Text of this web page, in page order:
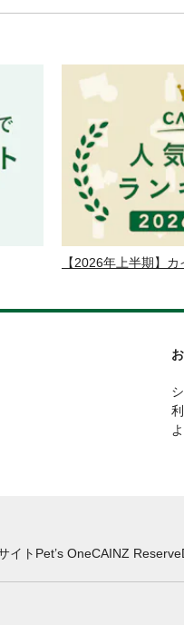
【2026年上半期】
イト Pet’s OneCAINZ Reserve